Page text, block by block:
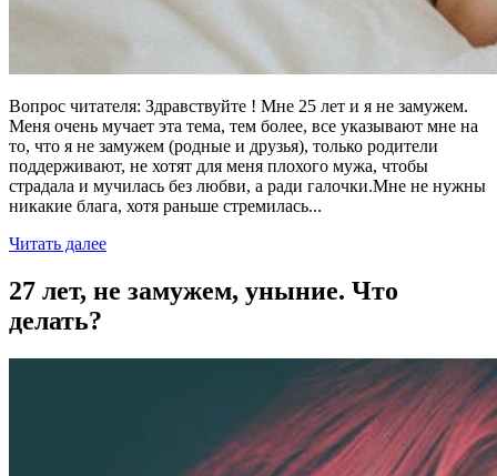
Вопрос читателя: Здравствуйте ! Мне 25 лет и я не замужем.
Меня очень мучает эта тема, тем более, все указывают мне на
то, что я не замужем (родные и друзья), только родители
поддерживают, не хотят для меня плохого мужа, чтобы
страдала и мучилась без любви, а ради галочки.Мне не нужны
никакие блага, хотя раньше стремилась...
Читать далее
27 лет, не замужем, уныние. Что
делать?